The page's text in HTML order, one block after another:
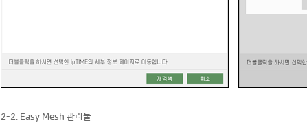
2-2. Easy Mesh 관리툴